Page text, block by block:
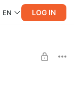
EN LOG IN